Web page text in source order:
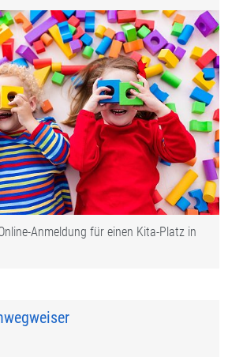
Anmeldung für einen Kita-Platz in